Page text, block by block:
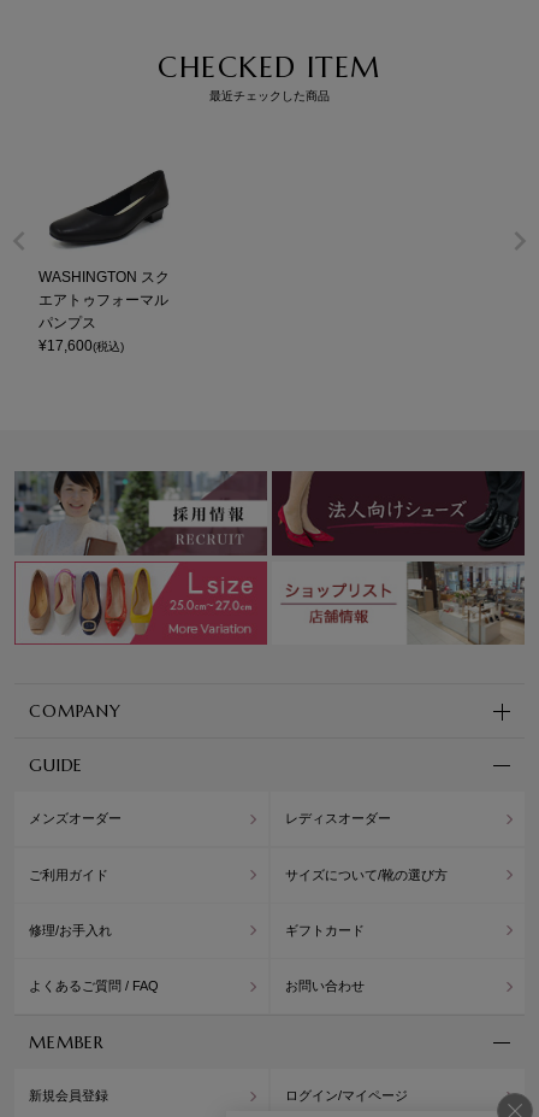
CHECKED ITEM
最近チェックした商品
WASHINGTON スク
エアトゥフォーマル
パンプス
¥17,600(税込)
COMPANY
GUIDE
メンズオーダー レディスオーダー
ご利用ガイド サイズについて/靴の選び方
修理/お手入れ ギフトカード
よくあるご質問 / FAQ お問い合わせ
MEMBER
新規会員登録 ログイン/マイページ